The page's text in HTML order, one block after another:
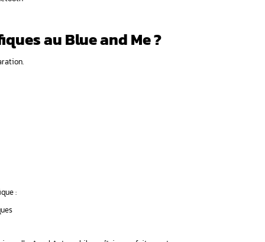
Blue and Me
Panda, Fiat Doblo, Fiat Qubo, Fiat Freemont intègrent ce
également concernées.
and Me selon les modèles
la boîte à gants
tableau de bord
nécessitant expertise
pannes courantes du Blue
par des symptômes caractéristiques nécessitant